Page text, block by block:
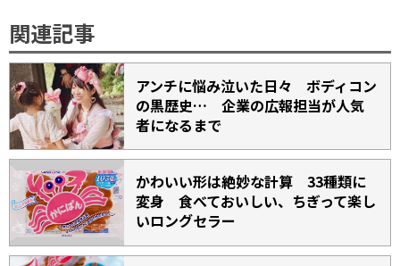
関連記事
アンチに悩み泣いた日々 ボディコン
の黒歴史… 企業の広報担当が人気
者になるまで
かわいい形は絶妙な計算 33種類に
変身 食べておいしい、ちぎって楽し
いロングセラー